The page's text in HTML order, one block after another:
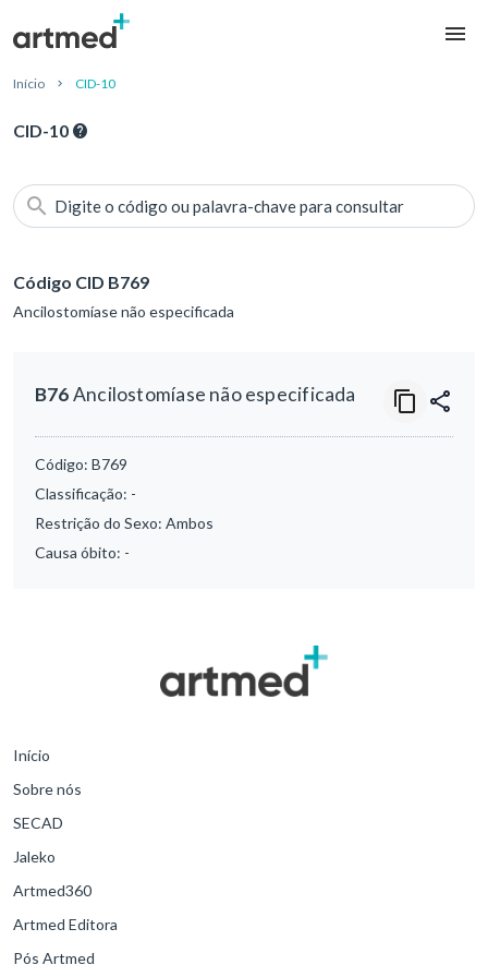
Início CID-10
CID-10
Digite o código ou palavra-chave para consultar
Código CID B769
Ancilostomíase não especificada
B76Ancilostomíase não especificada
Código: B769
Classificação: -
Restrição do Sexo: Ambos
Causa óbito: -
Início
Sobre nós
SECAD
Jaleko
Artmed360
Artmed Editora
Pós Artmed